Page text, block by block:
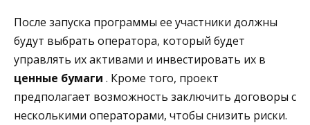
После запуска программы ее участники должны
будут выбрать оператора, который будет
управлять их активами и инвестировать их в
ценные бумаги . Кроме того, проект
предполагает возможность заключить договоры с
несколькими операторами, чтобы снизить риски.